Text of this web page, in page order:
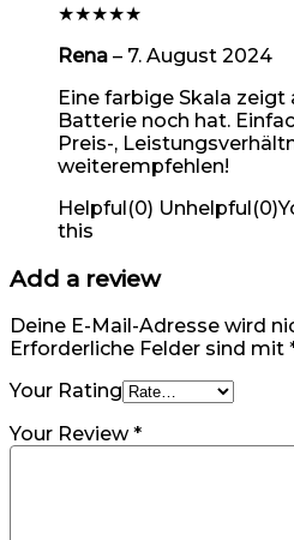
★★★★★
Rena – 7. August 2024
Eine farbige Skala
Batterie noch hat.
Preis-,
weiterempfehlen!
Helpful(0) Unhelpful(0)
this
Add a review
Deine E-Mail-Adresse wird
Erforderliche Felder sind mit
Your Rating
Your Review*